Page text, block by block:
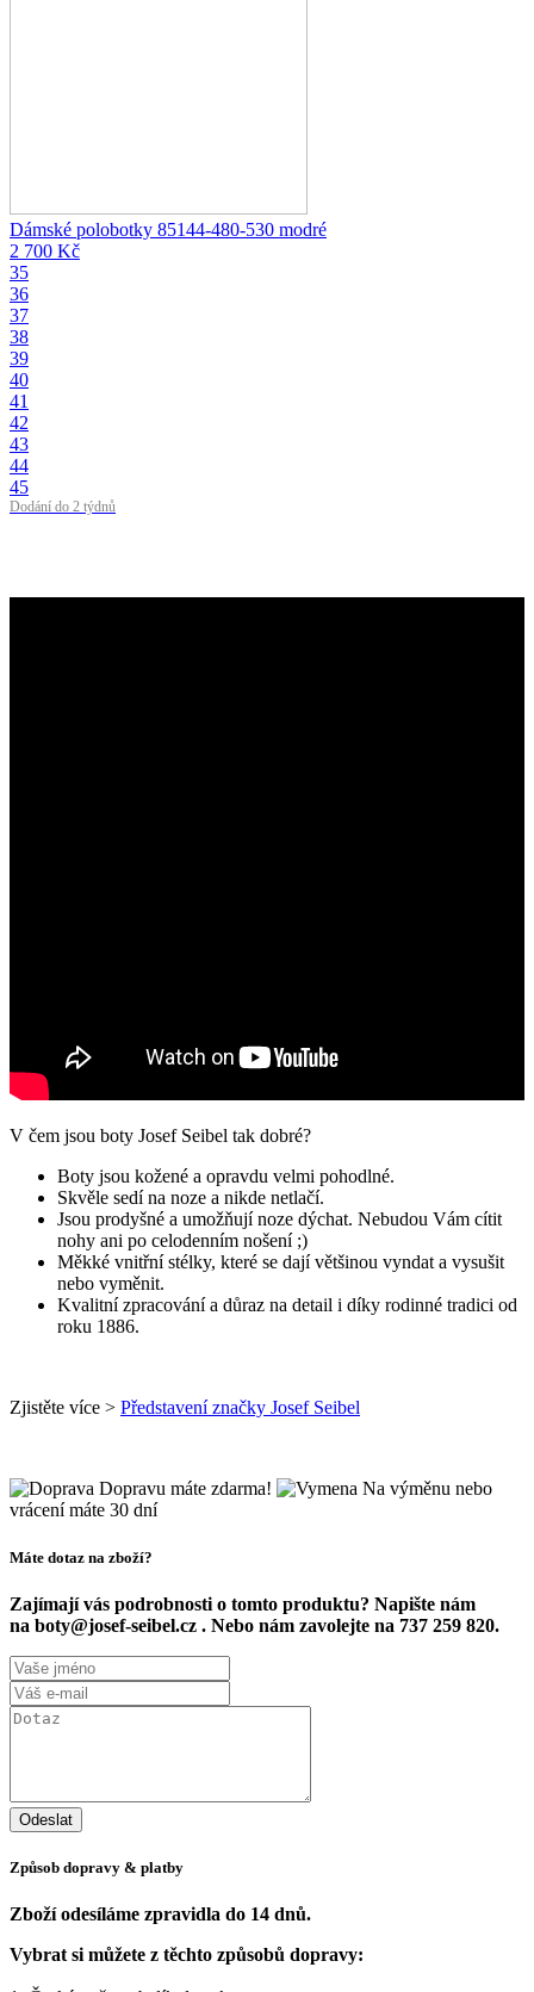
Dámské polobotky 85144-480-530 modré
2 700 Kč
35
36
37
38
39
40
41
42
43
44
45
Dodání do 2 týdnů
V čem jsou boty Josef Seibel tak dobré?
Boty jsou kožené a opravdu velmi pohodlné.
Skvěle sedí na noze a nikde netlačí.
Jsou prodyšné a umožňují noze dýchat. Nebudou Vám cítit
nohy ani po celodenním nošení ;)
Měkké vnitřní stélky, které se dají většinou vyndat a vysušit
nebo vyměnit.
Kvalitní zpracování a důraz na detail i díky rodinné tradici od
roku 1886.
Zjistěte více > Představení značky Josef Seibel
Dopravu máte zdarma!
Na výměnu nebo
vrácení máte 30 dní
Máte dotaz na zboží?
Zajímají vás podrobnosti o tomto produktu? Napište nám
na boty@josef-seibel.cz . Nebo nám zavolejte na 737 259 820.
Způsob dopravy & platby
Zboží odesíláme zpravidla do 14 dnů.
Vybrat si můžete z těchto způsobů dopravy: